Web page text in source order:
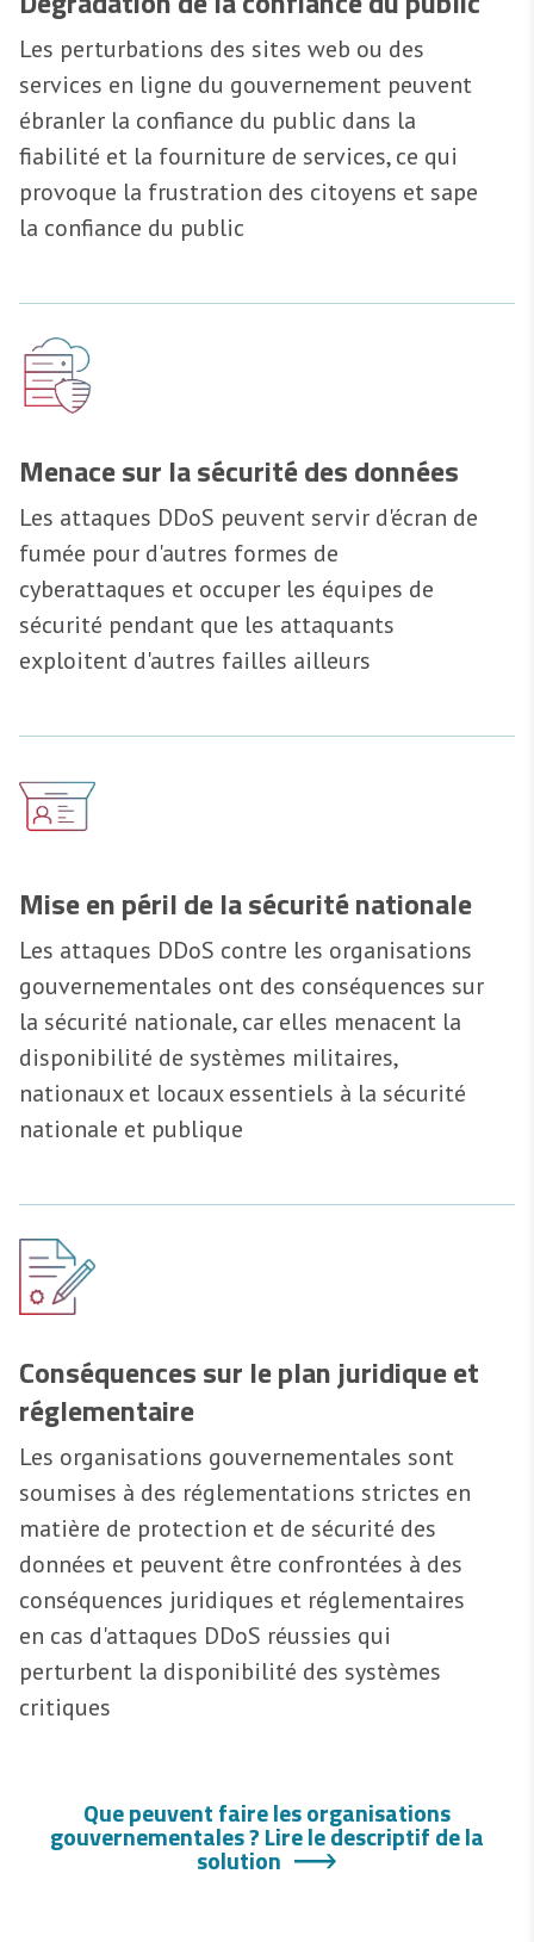
Les perturbations des sites web ou des
services en ligne du gouvernement peuvent
ébranler la confiance du public dans la
fiabilité et la fourniture de services, ce qui
provoque la frustration des citoyens et sape
la confiance du public
Menace sur la sécurité des données
Les attaques DDoS peuvent servir d'écran de
fumée pour d'autres formes de
cyberattaques et occuper les équipes de
sécurité pendant que les attaquants
exploitent d'autres failles ailleurs
Mise en péril de la sécurité nationale
Les attaques DDoS contre les organisations
gouvernementales ont des conséquences sur
la sécurité nationale, car elles menacent la
disponibilité de systèmes militaires,
nationaux et locaux essentiels à la sécurité
nationale et publique
Conséquences sur le plan juridique et
réglementaire
Les organisations gouvernementales sont
soumises à des réglementations strictes en
matière de protection et de sécurité des
données et peuvent être confrontées à des
conséquences juridiques et réglementaires
en cas d'attaques DDoS réussies qui
perturbent la disponibilité des systèmes
critiques
Que peuvent faire les organisations
gouvernementales ? Lire le descriptif de la
solution